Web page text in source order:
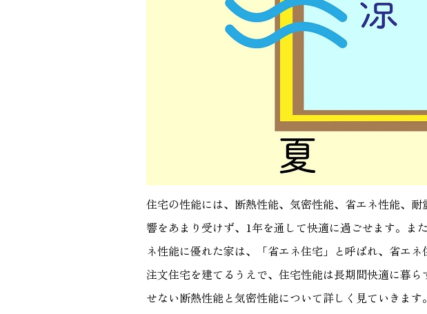
住宅の性能には、断熱性能、気密性能、省エネ性能、
響をあまり受けず、1年を通して快適に過ごせます。ま
ネ性能に優れた家は、「省エネ住宅」と呼ばれ、省エ
注文住宅を建てるうえで、住宅性能は長期間快適に暮
せない断熱性能と気密性能について詳しく見ていきます。